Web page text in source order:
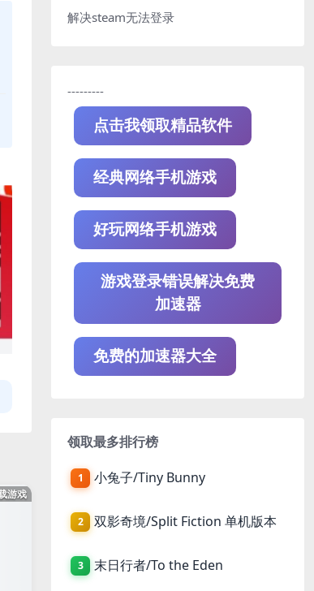
游戏
解决steam无法登录
---------
点击我领取精品软件
经典网络手机游戏
好玩网络手机游戏
游戏登录错误解决免费
加速器
免费的加速器大全
领取最多排行榜
1 小兔子/Tiny Bunny
2 双影奇境/Split Fiction 单机版本
3 末日行者/To the Eden